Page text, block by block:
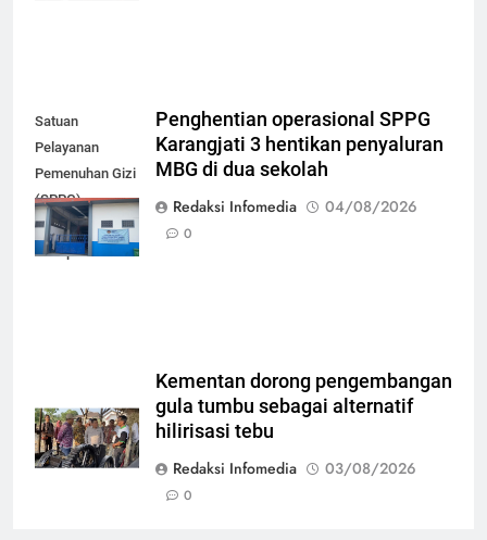
Satuan
Pelayanan
Pemenuhan Gizi
(SPPG)
Karangjati 3 di
Kabupaten Blora
Penghentian operasional SPPG
Karangjati 3 hentikan penyaluran
MBG di dua sekolah
Redaksi Infomedia
04/08/2026
0
Kementan dorong pengembangan
gula tumbu sebagai alternatif
hilirisasi tebu
Redaksi Infomedia
03/08/2026
0